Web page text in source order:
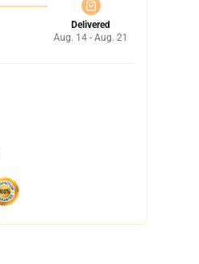
Delivered
Aug. 14 - Aug. 21